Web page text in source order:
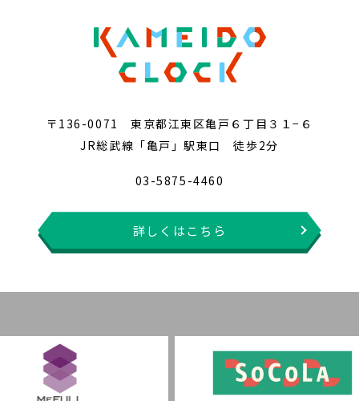
〒136-0071 東京都江東区亀戸６丁目３１−６
JR総武線「亀戸」駅東口 徒歩2分
03-5875-4460
詳しくはこちら